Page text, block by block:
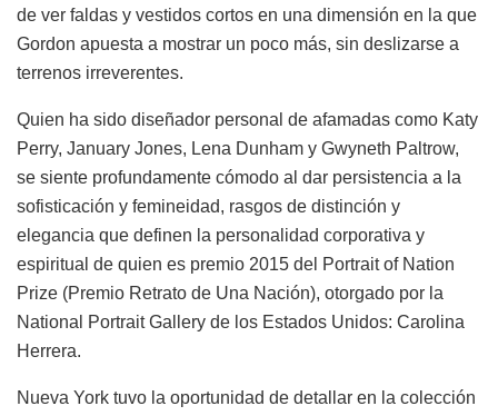
de ver faldas y vestidos cortos en una dimensión en la que
Gordon apuesta a mostrar un poco más, sin deslizarse a
terrenos irreverentes.
Quien ha sido diseñador personal de afamadas como Katy
Perry, January Jones, Lena Dunham y Gwyneth Paltrow,
se siente profundamente cómodo al dar persistencia a la
sofisticación y femineidad, rasgos de distinción y
elegancia que definen la personalidad corporativa y
espiritual de quien es premio 2015 del Portrait of Nation
Prize (Premio Retrato de Una Nación), otorgado por la
National Portrait Gallery de los Estados Unidos: Carolina
Herrera.
Nueva York tuvo la oportunidad de detallar en la colección